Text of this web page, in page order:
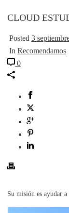
CLOUD
Posted 3
In Recomendamos
0
Su misión es ayudar